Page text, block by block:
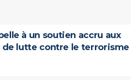
à un soutien accru aux
lutte contre le terrorisme